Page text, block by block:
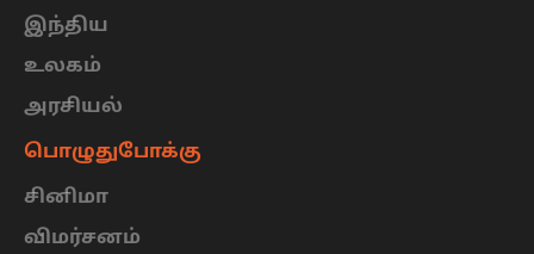
இந்திய
உலகம்
அரசியல்
பொழுதுபோக்கு
சினிமா
விமர்சனம்